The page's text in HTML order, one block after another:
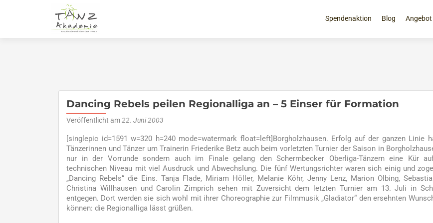
Inhalt
Spendenaktion Blog Angebot
Dancing Rebels peilen Regionalliga an – 5 Einser für Formation
Veröffentlicht am22. Juni 2003
[singlepic id=1591 w=320 h=240 mode=watermark float=left]Borgholzhausen. Erfolg auf der ganzen Linie
Tänzerinnen und Tänzer um Trainerin Friederike Betz auch beim vorletzten Turnier der Saison in
nur in der Vorrunde sondern auch im Finale gelang den Schermbecker Oberliga-Tänzern eine Kür
technischen Niveau mit viel Ausdruck und Abwechslung. Die fünf Wertungsrichter waren sich einig und
„Dancing Rebels“ die Eins. Tanja Flade, Miriam Höller, Melanie Köhr, Jenny Lenz, Marion Olbing,
Christina Willhausen und Carolin Zimprich sehen mit Zuversicht dem letzten Turnier am 13. Juli in
entgegen. Dort werden sie sich wohl mit ihrer Choreographie zur Filmmusik „Gladiator“ den ersehnten
können: die Regionalliga lässt grüßen.